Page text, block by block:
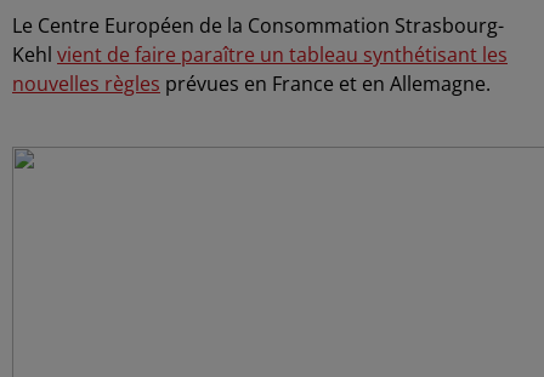
Le Centre Européen de la Consommation Strasbourg-
Kehl vient de faire paraître un tableau synthétisant les
nouvelles règles prévues en France et en Allemagne.